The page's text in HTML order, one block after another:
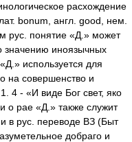
расхождение
bonum, англ. good, нем.
рус. понятие «Д.» может
значению иноязычных
используется для
на совершенство и
4 - «И виде Бог свет, яко
о рае «Д.» также служит
и в рус. переводе ВЗ (Быт
добраго и